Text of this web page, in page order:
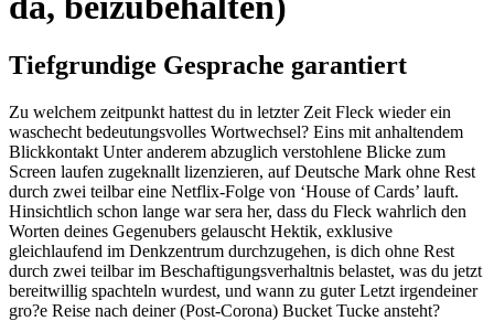
Tiefgrundige Gesprache garantiert
Zu welchem zeitpunkt hattest du in letzter Zeit Fleck wieder ein
waschecht bedeutungsvolles Wortwechsel? Eins mit anhaltendem
Blickkontakt Unter anderem abzuglich verstohlene Blicke zum
Screen laufen zugeknallt lizenzieren, auf Deutsche Mark ohne Rest
durch zwei teilbar eine Netflix-Folge von ‘House of Cards’ lauft.
Hinsichtlich schon lange war sera her, dass du Fleck wahrlich den
Worten deines Gegenubers gelauscht Hektik, exklusive
gleichlaufend im Denkzentrum durchzugehen, is dich ohne Rest
durch zwei teilbar im Beschaftigungsverhaltnis belastet, was du jetzt
bereitwillig spachteln wurdest, und wann zu guter Letzt irgendeiner
gro?e Reise nach deiner (Post-Corona) Bucket Tucke ansteht?